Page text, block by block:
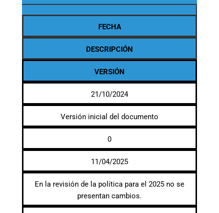
FECHA
DESCRIPCIÓN
VERSIÓN
21/10/2024
Versión inicial del documento
0
11/04/2025
En la revisión de la política para el 2025 no se
presentan cambios.